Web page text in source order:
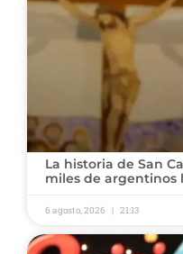
La historia de San
miles de argentinos
6 agosto, 2026 21:13